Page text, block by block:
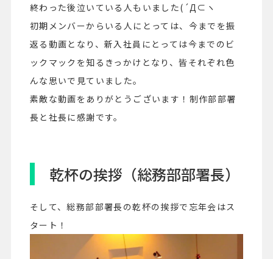
終わった後泣いている人もいました(´Д⊂ヽ
初期メンバーからいる人にとっては、今までを振
返る動画となり、新入社員にとっては今までのビ
ックマックを知るきっかけとなり、皆それぞれ色
んな思いで見ていました。
素敵な動画をありがとうございます！制作部部署
長と社長に感謝です。
乾杯の挨拶（総務部部署長）
そして、総務部部署長の乾杯の挨拶で忘年会はス
タート！